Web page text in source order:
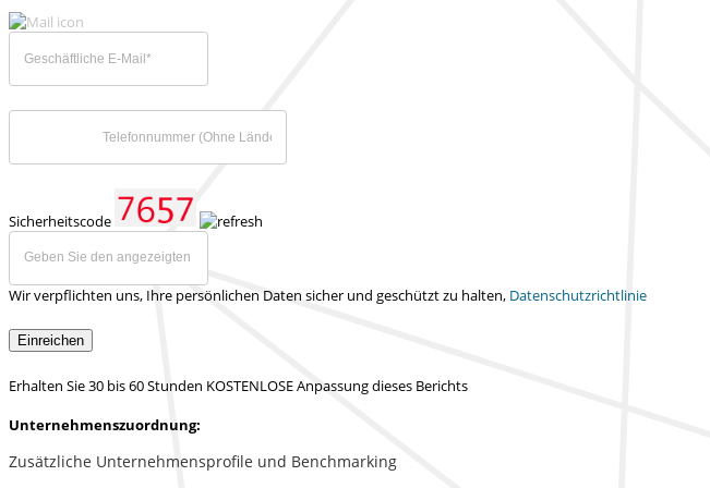
Sicherheitscode
Wir verpflichten uns, Ihre persönlichen Daten sicher und geschützt zu halten, Datenschutzrichtlinie
Einreichen
Erhalten Sie 30 bis 60 Stunden KOSTENLOSE Anpassung dieses Berichts
Unternehmenszuordnung:
Zusätzliche Unternehmensprofile und Benchmarking